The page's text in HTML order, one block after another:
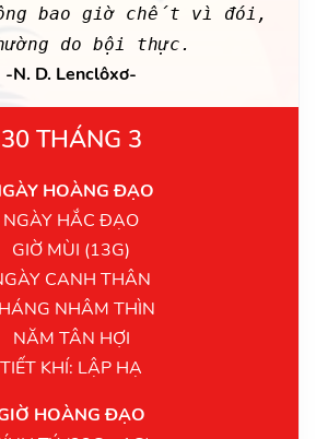
bao giờ chết vì đói,
do bội thực.
-N. D. Lenclôxơ-
30 THÁNG 3
HOÀNG ĐẠO
NGÀY HẮC ĐẠO
GIỜ MÙI (13G)
CANH THÂN
NHÂM THÌN
NĂM TÂN HỢI
TIẾT KHÍ: LẬP HẠ
HOÀNG ĐẠO